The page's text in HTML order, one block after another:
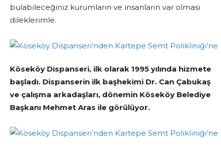
bulabileceğiniz kurumların ve insanların var olması
dileklerimle.
Köseköy Dispanseri, ilk olarak 1995 yılında hizmete
başladı. Dispanserin ilk başhekimi Dr. Can Çabukaş
ve çalışma arkadaşları, dönemin Köseköy Belediye
Başkanı Mehmet Aras ile görülüyor.